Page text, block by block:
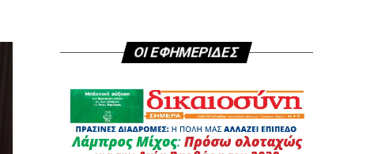
ΟΙ ΕΦΗΜΕΡΙΔΕΣ